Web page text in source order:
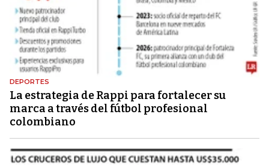
DEPORTES
La estrategia de Rappi para fortalecer su
marca a través del fútbol profesional
colombiano